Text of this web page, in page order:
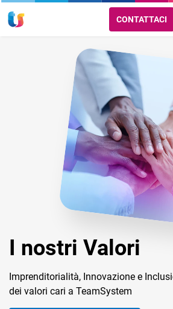
CONTATTACI
I nostri Valori
Imprenditorialità, Innovazione e
dei valori cari a TeamSystem